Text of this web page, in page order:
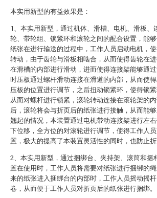
本实用新型的有益效果是：
1、本实用新型，通过机体、滑槽、电机、滑板
轮、带轮组、锁紧环和滚轮之间的配合设置，能
纸张在进行输送的过程中，工作人员启动电机，
转动，由于齿轮与滑板相啮合，从而使得齿轮在
在滑槽的内部进行滑动，进而使得连接架能够通
时压板通过螺杆滑动连接在滑道的内部，从而使
压板的位置进行调节，之后扭动锁紧环，使得锁
从而对螺杆进行锁紧，滚轮转动连接在滚轮架的
后，滚轮将会与折页后的纸张进行接触，从而能
翘起的情况，本装置通过电机带动连接架进行左
下位移，全方位的对滚轮进行调节，使得工作人
置，极大的提高了本装置灵活性的同时，也防止
2、本实用新型，通过捆绑台、夹持架、滚筒和摇
置在使用时，工作人员将需要对纸张进行捆绑的
来的纸张进入捆绑台的内部时，工作人员摇动摇
卷，从而便于工作人员对折页后的纸张进行捆绑。